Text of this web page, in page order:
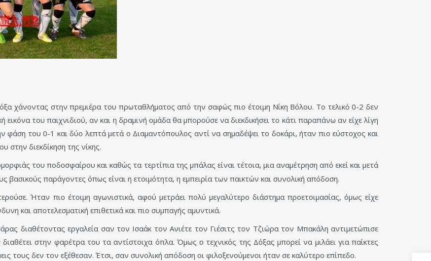
χάνοντας στην πρεμιέρα του πρωταθλήματος από την σαφώς πιο έτοιμη Νίκη Βόλου. Το τελικό 0-2 δεν
εικόνα του παιχνιδιού, αν και η δραμινή ομάδα θα μπορούσε να διεκδικήσει το κάτι παραπάνω αν είχε λίγη
φάση του 0-1 και δύο λεπτά μετά ο Διαμαντόπουλος αντί να σημαδέψει το δοκάρι, ήταν πιο εύστοχος και
διεκδίκηση της νίκης.
του ποδοσφαίρου και καθώς τα τερτίπια της μπάλας είναι τέτοια, μια αναμέτρηση από εκεί και μετά
βασικούς παράγοντες όπως είναι η ετοιμότητα, η εμπειρία των παικτών και συνολική απόδοση.
Ήταν πιο έτοιμη αγωνιστικά, αφού μετράει πολύ μεγαλύτερο διάστημα προετοιμασίας, όμως είχε
και αποτελεσματική επιθετικά και πιο συμπαγής αμυντικά.
διαθέτοντας εργαλεία σαν τον Ισαάκ τον Ανιέτε τον Γιέσιτς τον Τζιώρα τον Μπακάλη αντιμετώπισε
στην φαρέτρα του τα αντίστοιχα όπλα. Όμως ο τεχνικός της Δόξας μπορεί να μιλάει για παίκτες
τους δεν τον εξέθεσαν. Έτσι, σαν συνολική απόδοση οι φιλοξενούμενοι ήταν σε καλύτερο επίπεδο.